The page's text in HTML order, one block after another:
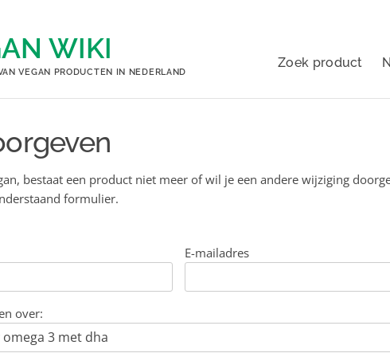
WIKI
VEGAN PRODUCTEN IN NEDERLAND
Zoek product
bestaat een product niet meer of wil je een andere wijziging
formulier.
E-mailadres
over: